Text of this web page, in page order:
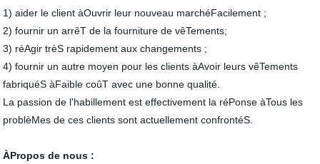
1) aider le client àOuvrir leur nouveau marchéFacilement ;
2) fournir un arrêT de la fourniture de vêTements;
3) réAgir trèS rapidement aux changements ;
4) fournir un autre moyen pour les clients àAvoir leurs vêTements
fabriquéS àFaible coûT avec une bonne qualité.
La passion de l'habillement est effectivement la réPonse àTous les
problèMes de ces clients sont actuellement confrontéS.
ÀPropos de nous :